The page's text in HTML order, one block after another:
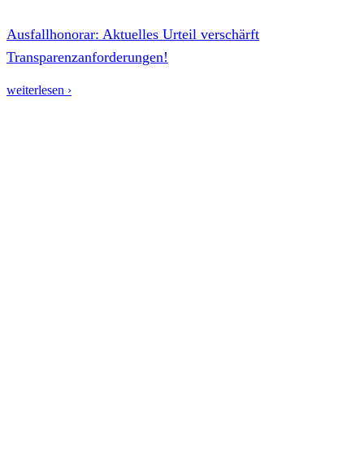
Ausfallhonorar: Aktuelles Urteil verschärft
Transparenzanforderungen!
weiterlesen ›